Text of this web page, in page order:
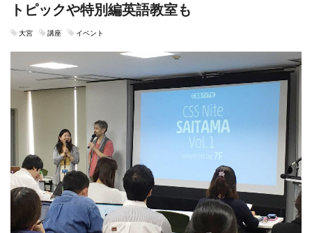
トピックや特別編英語教室も
大宮 講座 イベント